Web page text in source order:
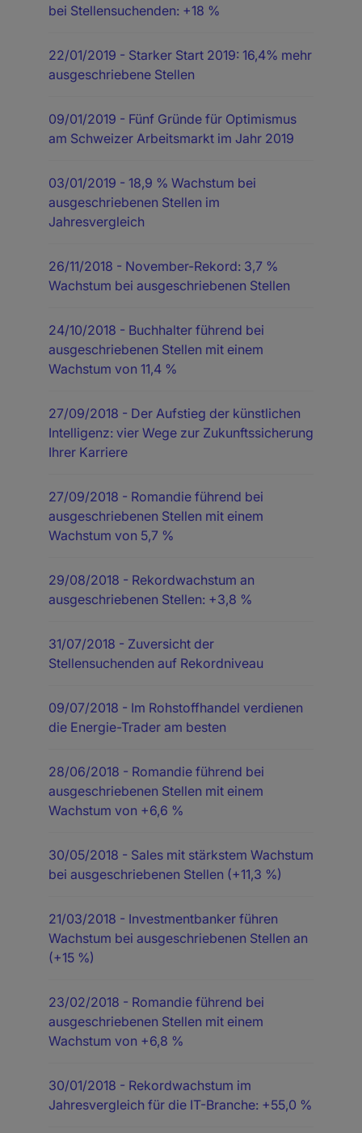
bei Stellensuchenden: +18 %
22/01/2019 - Starker Start 2019: 16,4% mehr
ausgeschriebene Stellen
09/01/2019 - Fünf Gründe für Optimismus
am Schweizer Arbeitsmarkt im Jahr 2019
03/01/2019 - 18,9 % Wachstum bei
ausgeschriebenen Stellen im
Jahresvergleich
26/11/2018 - November-Rekord: 3,7 %
Wachstum bei ausgeschriebenen Stellen
24/10/2018 - Buchhalter führend bei
ausgeschriebenen Stellen mit einem
Wachstum von 11,4 %
27/09/2018 - Der Aufstieg der künstlichen
Intelligenz: vier Wege zur Zukunftssicherung
Ihrer Karriere
27/09/2018 - Romandie führend bei
ausgeschriebenen Stellen mit einem
Wachstum von 5,7 %
29/08/2018 - Rekordwachstum an
ausgeschriebenen Stellen: +3,8 %
31/07/2018 - Zuversicht der
Stellensuchenden auf Rekordniveau
09/07/2018 - Im Rohstoffhandel verdienen
die Energie-Trader am besten
28/06/2018 - Romandie führend bei
ausgeschriebenen Stellen mit einem
Wachstum von +6,6 %
30/05/2018 - Sales mit stärkstem Wachstum
bei ausgeschriebenen Stellen (+11,3 %)
21/03/2018 - Investmentbanker führen
Wachstum bei ausgeschriebenen Stellen an
(+15 %)
23/02/2018 - Romandie führend bei
ausgeschriebenen Stellen mit einem
Wachstum von +6,8 %
30/01/2018 - Rekordwachstum im
Jahresvergleich für die IT-Branche: +55,0 %